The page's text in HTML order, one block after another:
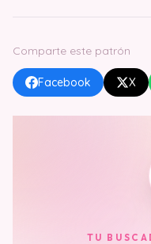
Comparte este patrón
Facebook X
TU